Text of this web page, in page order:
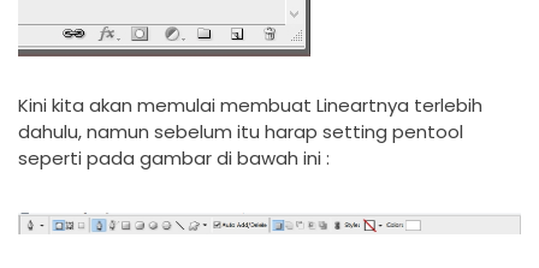
Kini kita akan memulai membuat Lineartnya terlebih
dahulu, namun sebelum itu harap setting pentool
seperti pada gambar di bawah ini :